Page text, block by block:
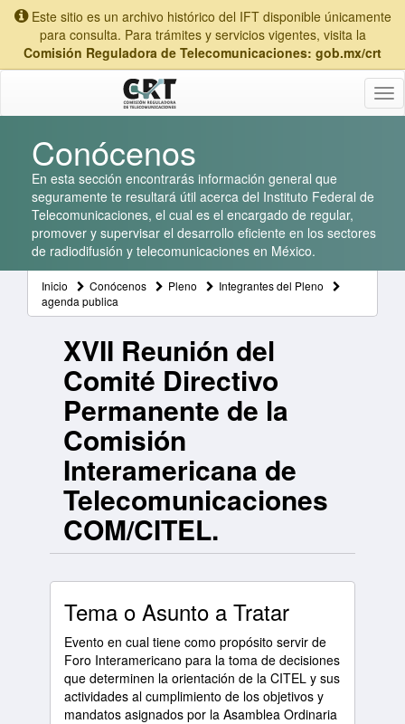
Este sitio es un archivo histórico del IFT disponible únicamente
para consulta. Para trámites y servicios vigentes, visita la
Comisión Reguladora de Telecomunicaciones: gob.mx/crt
Conócenos
En esta sección encontrarás información general que
seguramente te resultará útil acerca del Instituto Federal de
Telecomunicaciones, el cual es el encargado de regular,
promover y supervisar el desarrollo eficiente en los sectores
de radiodifusión y telecomunicaciones en México.
Inicio Conócenos Pleno
Integrantes del Pleno
agenda publica
XVII Reunión del
Comité Directivo
Permanente de la
Comisión
Interamericana de
Telecomunicaciones
COM/CITEL.
Tema o Asunto a Tratar
Evento en cual tiene como propósito servir de
Foro Interamericano para la toma de decisiones
que determinen la orientación de la CITEL y sus
actividades al cumplimiento de los objetivos y
mandatos asignados por la Asamblea Ordinaria